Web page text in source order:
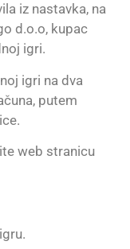
iz nastavka, na
d.o.o, kupac
igri.
igri na dva
putem
web stranicu